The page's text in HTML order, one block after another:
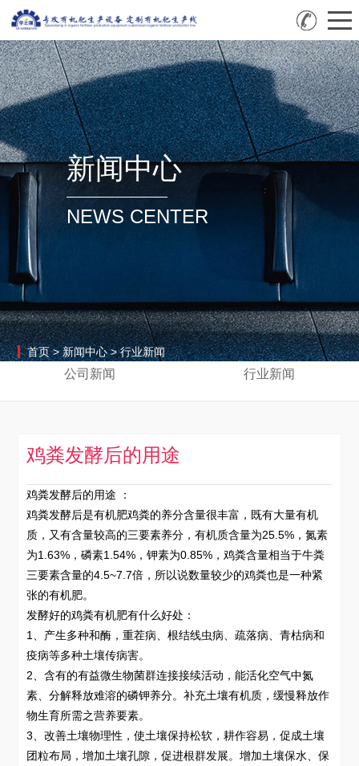
新闻中心
NEWS CENTER
首页>新闻中心>行业新闻
公司新闻 行业新闻
鸡粪发酵后的用途
鸡粪发酵后的用途 ：
鸡粪发酵后是有机肥鸡粪的养分含量很丰富，既有大量有机
质，又有含量较高的三要素养分，有机质含量为25.5%，氮素
为1.63%，磷素1.54%，钾素为0.85%，鸡粪含量相当于牛粪
三要素含量的4.5~7.7倍，所以说数量较少的鸡粪也是一种紧
张的有机肥。
发酵好的鸡粪有机肥有什么好处：
1、产生多种和酶，重茬病、根结线虫病、疏落病、青枯病和
疫病等多种土壤传病害。
2、含有的有益微生物菌群连接接续活动，能活化空气中氮
素、分解释放难溶的磷钾养分。补充土壤有机质，缓慢释放作
物生育所需之营养要素。
3、改善土壤物理性，使土壤保持松软，耕作容易，促成土壤
团粒布局，增加土壤孔隙，促进根群发展。增加土壤保水、保